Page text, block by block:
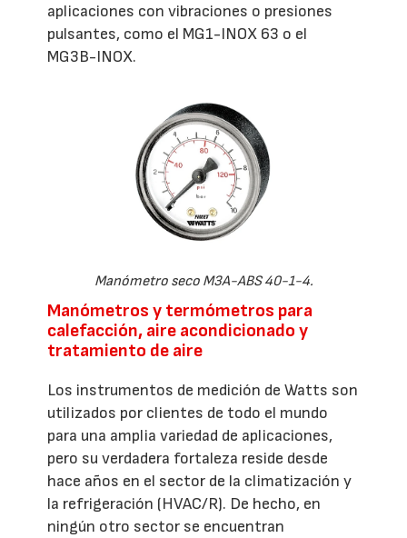
aplicaciones con vibraciones o presiones
pulsantes, como el MG1-INOX 63 o el
MG3B-INOX.
Manómetro seco M3A-ABS 40-1-4.
Manómetros y termómetros para
calefacción, aire acondicionado y
tratamiento de aire
Los instrumentos de medición de Watts son
utilizados por clientes de todo el mundo
para una amplia variedad de aplicaciones,
pero su verdadera fortaleza reside desde
hace años en el sector de la climatización y
la refrigeración (HVAC/R). De hecho, en
ningún otro sector se encuentran